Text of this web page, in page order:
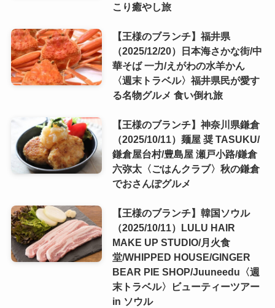
こり癒やし旅
【王様のブランチ】福井県
（2025/12/20）日本海さかな街/中
華そば 一力/えがわの水羊かん
〈週末トラベル〉福井県民が愛す
る名物グルメ 食い倒れ旅
【王様のブランチ】神奈川県鎌倉
（2025/10/11）麺屋 奨 TASUKU/
鎌倉屋台村/豊島屋 瀬戸小路/鎌倉
六弥太〈ごはんクラブ〉秋の鎌倉
でおさんぽグルメ
【王様のブランチ】韓国ソウル
（2025/10/11）LULU HAIR
MAKE UP STUDIO/月火食
堂/WHIPPED HOUSE/GINGER
BEAR PIE SHOP/Juuneedu〈週
末トラベル〉ビューティーツアー
in ソウル